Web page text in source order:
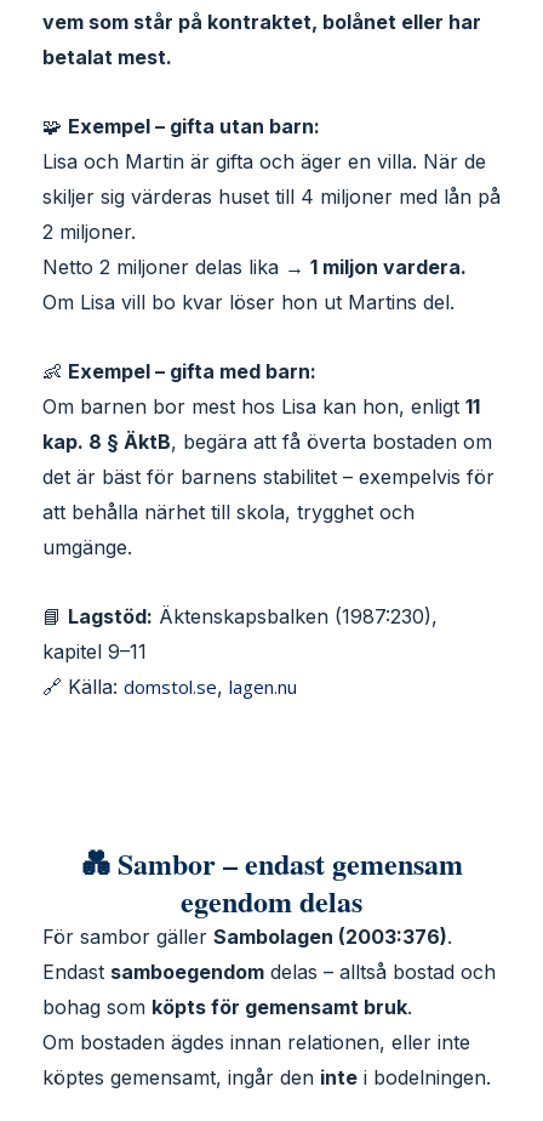
vem som står på kontraktet, bolånet eller har
betalat mest.
🧩 Exempel – gifta utan barn:
Lisa och Martin är gifta och äger en villa. När de
skiljer sig värderas huset till 4 miljoner med lån på
2 miljoner.
Netto 2 miljoner delas lika → 1 miljon vardera.
Om Lisa vill bo kvar löser hon ut Martins del.
👶 Exempel – gifta med barn:
Om barnen bor mest hos Lisa kan hon, enligt 11
kap. 8 § ÄktB, begära att få överta bostaden om
det är bäst för barnens stabilitet – exempelvis för
att behålla närhet till skola, trygghet och
umgänge.
📘 Lagstöd: Äktenskapsbalken (1987:230),
kapitel 9–11
🔗 Källa: domstol.se, lagen.nu
💑 Sambor – endast gemensam
egendom delas
För sambor gäller Sambolagen (2003:376).
Endast samboegendom delas – alltså bostad och
bohag som köpts för gemensamt bruk.
Om bostaden ägdes innan relationen, eller inte
köptes gemensamt, ingår den inte i bodelningen.